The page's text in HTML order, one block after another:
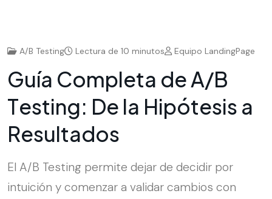
A/B Testing Lectura de 10 minutos Equipo LandingPage
Guía Completa deA/B
Testing: De la Hipótesis a
Resultados
El A/B Testing permite dejar de decidir por
intuición y comenzar a validar cambios con